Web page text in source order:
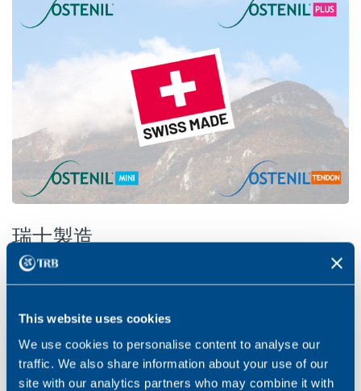
This website uses cookies
We use cookies to personalise content to analyse our
traffic. We also share information about your use of our
site with our analytics partners who may combine it with
瑞士製造
憑藉逾 20 年的經驗，我們具有極高的生產標準，且會定
期進行品質檢查，藉以保證產品質素。瓦萊州製造。